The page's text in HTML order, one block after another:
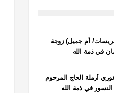
أم جميل) زوجة
في ذمة الله
أرملة الحاج المرحوم
في ذمة الله